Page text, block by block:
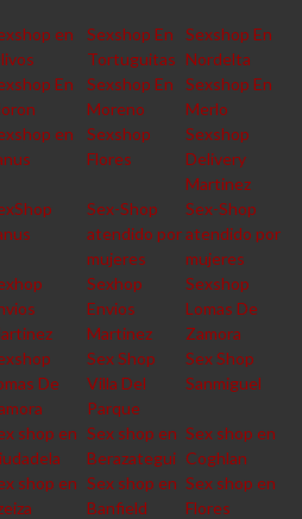
en
Sexshop En
Tortuguitas
Sexshop En
Nordelta
En
Sexshop En
Moreno
Sexshop En
Merlo
en
Sexshop
Flores
Sexshop
Delivery
Martinez
Sex-Shop
atendido por
mujeres
Sex-Shop
atendido por
mujeres
Sexhop
Envios
Martinez
Sexshop
Lomas De
Zamora
De
Sex Shop
Villa Del
Parque
Sex Shop
Sanmiguel
shop en Sex shop en
Berazategui
Sex shop en
Coghlan
shop en Sex shop en
Banfield
Sex shop en
Flores